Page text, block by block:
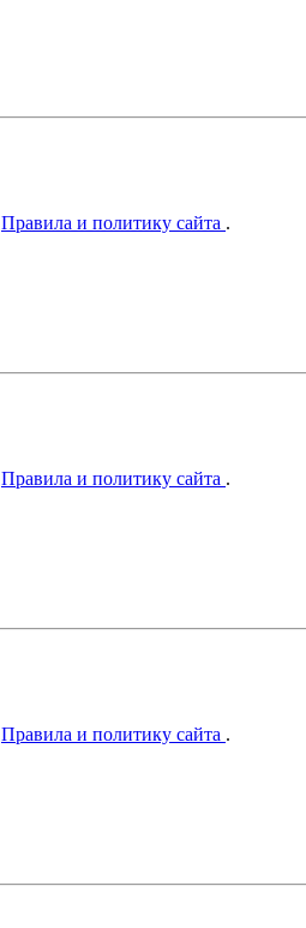
Правила и политику сайта .
Правила и политику сайта .
Правила и политику сайта .